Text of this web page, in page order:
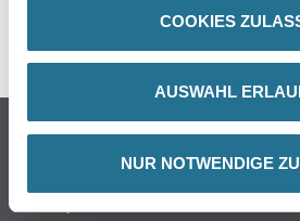
COOKIES
AUSWAHL
NUR NOTWENDIGE
Online-Shop